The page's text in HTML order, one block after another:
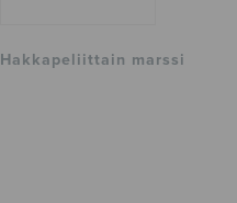
Hakkapeliittain marssi